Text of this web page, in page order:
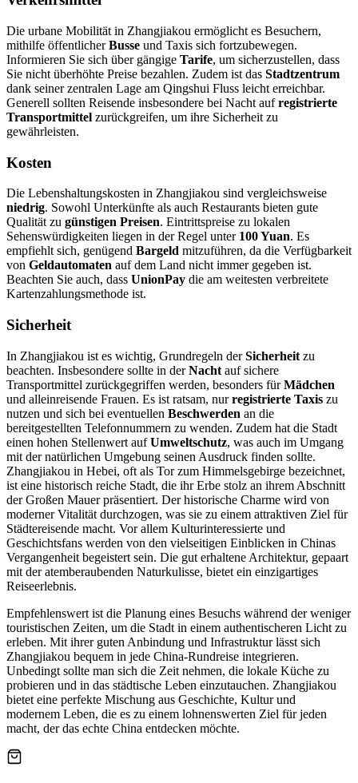
Die urbane Mobilität in Zhangjiakou ermöglicht es Besuchern,
mithilfe öffentlicherBusse und Taxis sich fortzubewegen.
Informieren Sie sich über gängige Tarife, um sicherzustellen, dass
Sie nicht überhöhte Preise bezahlen. Zudem ist das Stadtzentrum
dank seiner zentralen Lage am Qingshui Fluss leicht erreichbar.
Generell sollten Reisende insbesondere bei Nacht aufregistrierte
Transportmittel zurückgreifen, um ihre Sicherheit zu
gewährleisten.
Kosten
Die Lebenshaltungskosten in Zhangjiakou sind vergleichsweise
niedrig. Sowohl Unterkünfte als auch Restaurants bieten gute
Qualität zu günstigen Preisen. Eintrittspreise zu lokalen
Sehenswürdigkeiten liegen in der Regel unter 100 Yuan. Es
empfiehlt sich, genügend Bargeld mitzuführen, da die Verfügbarkeit
von Geldautomaten auf dem Land nicht immer gegeben ist.
Beachten Sie auch, dass UnionPay die am weitesten verbreitete
Kartenzahlungsmethode ist.
Sicherheit
In Zhangjiakou ist es wichtig, Grundregeln derSicherheit zu
beachten. Insbesondere sollte in derNacht auf sichere
Transportmittel zurückgegriffen werden, besonders fürMädchen
und alleinreisende Frauen. Es ist ratsam, nurregistrierte Taxis zu
nutzen und sich bei eventuellen Beschwerden an die
bereitgestellten Telefonnummern zu wenden. Zudem hat die Stadt
einen hohen Stellenwert aufUmweltschutz, was auch im Umgang
mit der natürlichen Umgebung seinen Ausdruck finden sollte.
Zhangjiakou in Hebei, oft als Tor zum Himmelsgebirge bezeichnet,
ist eine historisch reiche Stadt, die ihr Erbe stolz an ihrem Abschnitt
der Großen Mauer präsentiert. Der historische Charme wird von
moderner Vitalität durchzogen, was sie zu einem attraktiven Ziel für
Städtereisende macht. Vor allem Kulturinteressierte und
Geschichtsfans werden von den vielseitigen Einblicken in Chinas
Vergangenheit begeistert sein. Die gut erhaltene Architektur, gepaart
mit der atemberaubenden Naturkulisse, bietet ein einzigartiges
Reiseerlebnis.
Empfehlenswert ist die Planung eines Besuchs während der weniger
touristischen Zeiten, um die Stadt in einem authentischeren Licht zu
erleben. Mit ihrer guten Anbindung und Infrastruktur lässt sich
Zhangjiakou bequem in jede China-Rundreise integrieren.
Unbedingt sollte man sich die Zeit nehmen, die lokale Küche zu
probieren und in das städtische Leben einzutauchen. Zhangjiakou
bietet eine perfekte Mischung aus Geschichte, Kultur und
modernem Leben, die es zu einem lohnenswerten Ziel für jeden
macht, der das echte China entdecken möchte.